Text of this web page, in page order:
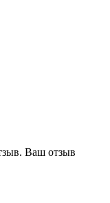
Ваш отзыв